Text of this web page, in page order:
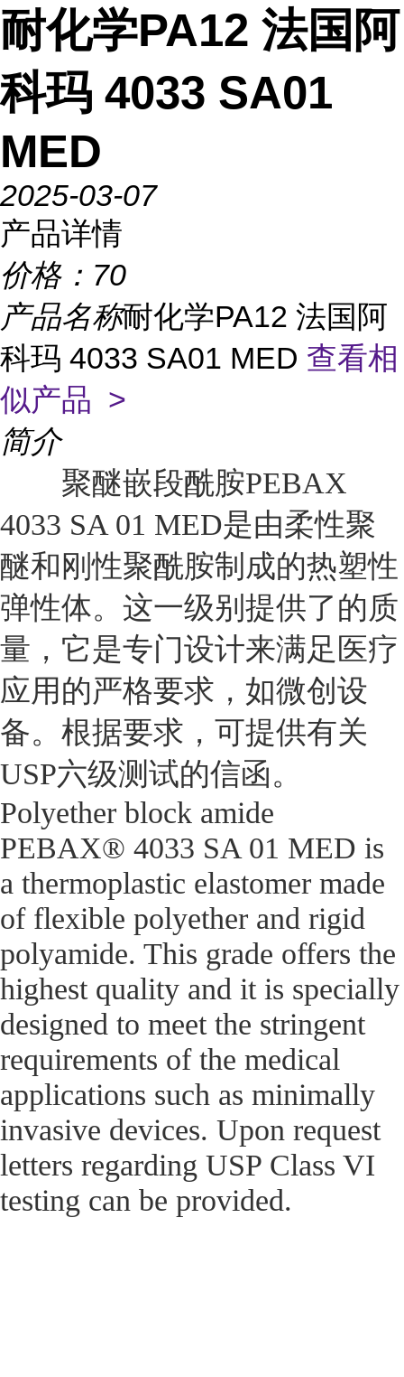
耐化学PA12 法国阿
科玛 4033 SA01
MED
2025-03-07
产品详情
价格： 70
产品名称耐化学PA12 法国阿
科玛 4033 SA01 MED 查看相
似产品 >
简介
聚醚嵌段酰胺PEBAX
4033 SA 01 MED是由柔性聚
醚和刚性聚酰胺制成的热塑性
弹性体。这一级别提供了的质
量，它是专门设计来满足医疗
应用的严格要求，如微创设
备。根据要求，可提供有关
USP六级测试的信函。
Polyether block amide
PEBAX® 4033 SA 01 MED is
a thermoplastic elastomer made
of flexible polyether and rigid
polyamide. This grade offers the
highest quality and it is specially
designed to meet the stringent
requirements of the medical
applications such as minimally
invasive devices. Upon request
letters regarding USP Class VI
testing can be provided.